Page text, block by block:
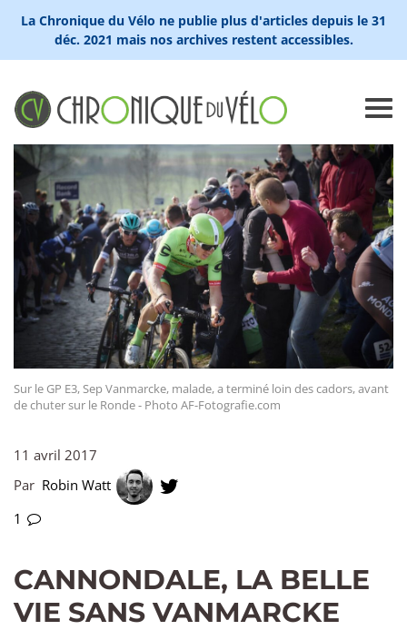
La Chronique du Vélo ne publie plus d'articles depuis le 31
déc. 2021 mais nos archives restent accessibles.
Sur le GP E3, Sep Vanmarcke, malade, a terminé loin des cadors, avant
de chuter sur le Ronde - Photo AF-Fotografie.com
11 avril 2017
Par Robin Watt
1
CANNONDALE, LA BELLE
VIE SANS VANMARCKE